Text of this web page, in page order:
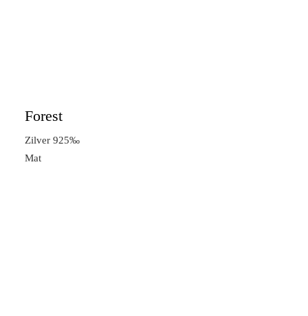
Forest
Zilver 925‰
Mat